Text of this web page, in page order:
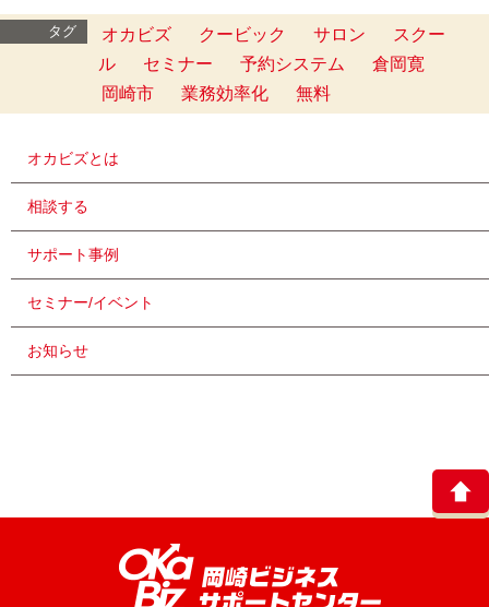
タグ オカビズ クービック サロン
スクー
ル
セミナー 予約システム
倉岡寛
岡崎市
業務効率化 無料
オカビズとは
相談する
サポート事例
セミナー/イベント
お知らせ